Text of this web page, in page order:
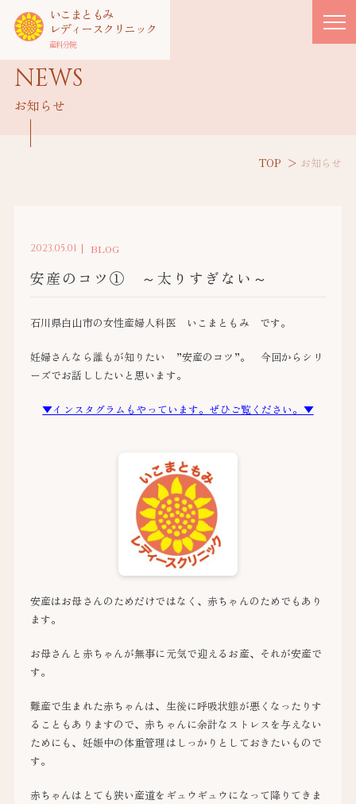
いこまともみ
レディースクリニック
産科分院
NEWS
お知らせ
TOP お知らせ
2023.05.01 BLOG
安産のコツ① ～太りすぎない～
石川県白山市の女性産婦人科医 いこまともみ です。
妊婦さんなら誰もが知りたい ”安産のコツ”。 今回からシリ
ーズでお話ししたいと思います。
▼インスタグラムもやっています。ぜひご覧ください。▼
安産はお母さんのためだけではなく、赤ちゃんのためでもあり
ます。
お母さんと赤ちゃんが無事に元気で迎えるお産、それが安産で
す。
難産で生まれた赤ちゃんは、生後に呼吸状態が悪くなったりす
ることもありますので、赤ちゃんに余計なストレスを与えない
ためにも、妊娠中の体重管理はしっかりとしておきたいもので
す。
赤ちゃんはとても狭い産道をギュウギュウになって降りてきま